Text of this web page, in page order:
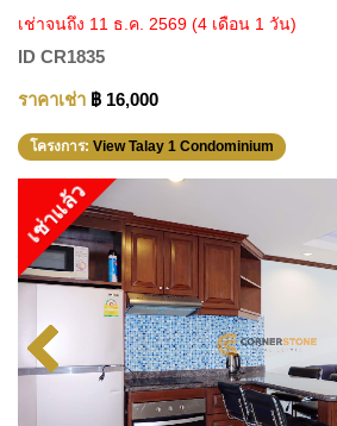
เช่าจนถึง 11 ธ.ค. 2569 (4 เดือน 1 วัน)
ID CR1835
ราคาเช่า ฿ 16,000
โครงการ: View Talay 1 Condominium
เช่าแล้ว